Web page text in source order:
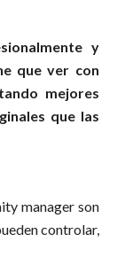
y
que ver con
mejores
que las
manager son
controlar,